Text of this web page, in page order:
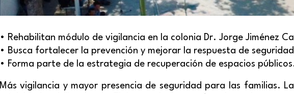
• Rehabilitan módulo de vigilancia en la colonia Dr. Jorge Jiménez
• Busca fortalecer la prevención y mejorar la respuesta de
• Forma parte de la estrategia de recuperación de espacios
Más vigilancia y mayor presencia de seguridad para las familias.